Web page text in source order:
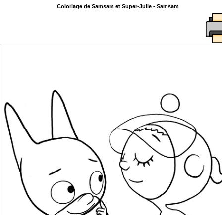
Coloriage de Samsam et Super-Julie - Samsam